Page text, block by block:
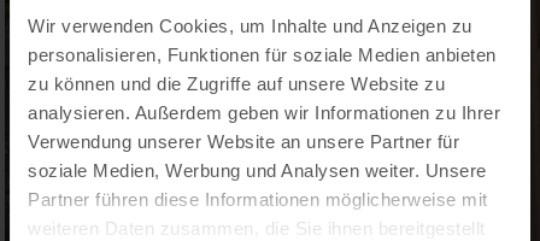
Wir verwenden Cookies, um Inhalte und Anzeigen zu
personalisieren, Funktionen für soziale Medien anbieten
zu können und die Zugriffe auf unsere Website zu
analysieren. Außerdem geben wir Informationen zu Ihrer
Verwendung unserer Website an unsere Partner für
soziale Medien, Werbung und Analysen weiter. Unsere
Partner führen diese Informationen möglicherweise mit
weiteren Daten zusammen, die Sie ihnen bereitgestellt